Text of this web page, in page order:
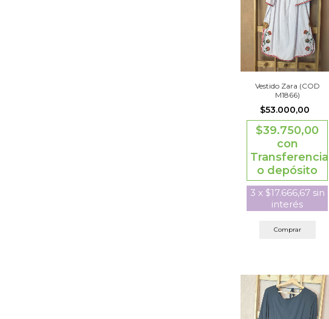
Vestido Zara (COD
M1866)
$53.000,00
$39.750,00
con
Transferencia
o depósito
3 x $17.666,67 sin
interés
Comprar